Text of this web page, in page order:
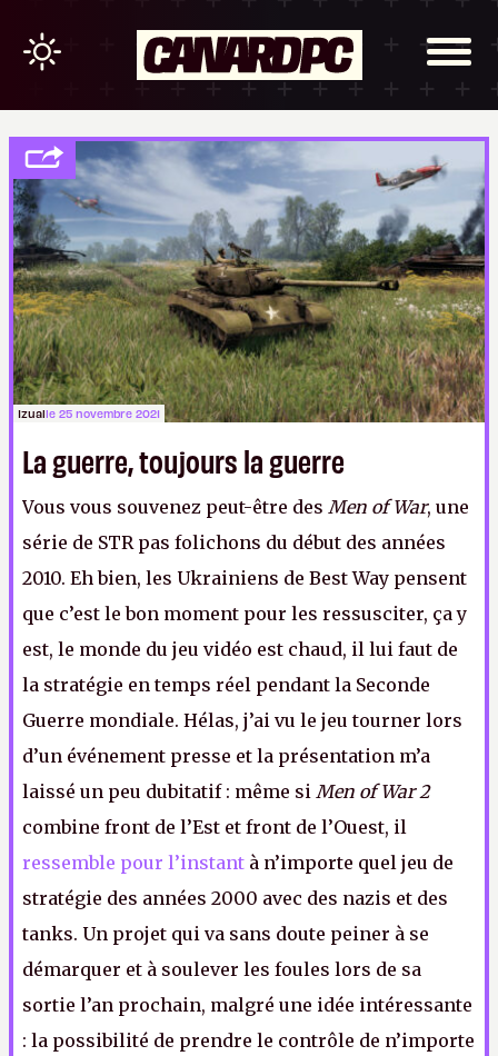
Izualle 25 novembre 2021
La guerre, toujours la guerre
Vous vous souvenez peut-être des Men of War, une
série de STR pas folichons du début des années
2010. Eh bien, les Ukrainiens de Best Way pensent
que c’est le bon moment pour les ressusciter, ça y
est, le monde du jeu vidéo est chaud, il lui faut de
la stratégie en temps réel pendant la Seconde
Guerre mondiale. Hélas, j’ai vu le jeu tourner lors
d’un événement presse et la présentation m’a
laissé un peu dubitatif : même si Men of War 2
combine front de l’Est et front de l’Ouest, il
ressemble pour l’instant à n’importe quel jeu de
stratégie des années 2000 avec des nazis et des
tanks. Un projet qui va sans doute peiner à se
démarquer et à soulever les foules lors de sa
sortie l’an prochain, malgré une idée intéressante
: la possibilité de prendre le contrôle de n’importe